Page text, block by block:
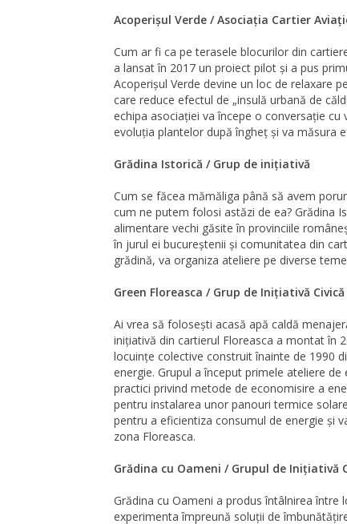
Acoperișul Verde / Asociația Cartier
Cum ar fi ca pe terasele blocurilor din
a lansat în 2017 un proiect pilot și a pus
Acoperișul Verde devine un loc de relaxare
care reduce efectul de „insulă urbană de
echipa asociației va începe o conversație
evoluția plantelor după îngheț și va măsura
Grădina Istorică / Grup de inițiativă
Cum se făcea mămăliga până să avem
cum ne putem folosi astăzi de ea? Grădina
alimentare vechi găsite în provinciile
în jurul ei bucureștenii și comunitatea din
grădină, va organiza ateliere pe diverse
Green Floreasca / Grup de Inițiativă Civică
Ai vrea să folosești acasă apă caldă
inițiativă din cartierul Floreasca a montat în
locuințe colective construit înainte de 1990
energie. Grupul a început primele ateliere
practici privind metode de economisire a
pentru instalarea unor panouri termice
pentru a eficientiza consumul de energie și
zona Floreasca.
Grădina cu Oameni / Grupul de Inițiativă
Grădina cu Oameni a produs întâlnirea între
experimenta împreună soluții de